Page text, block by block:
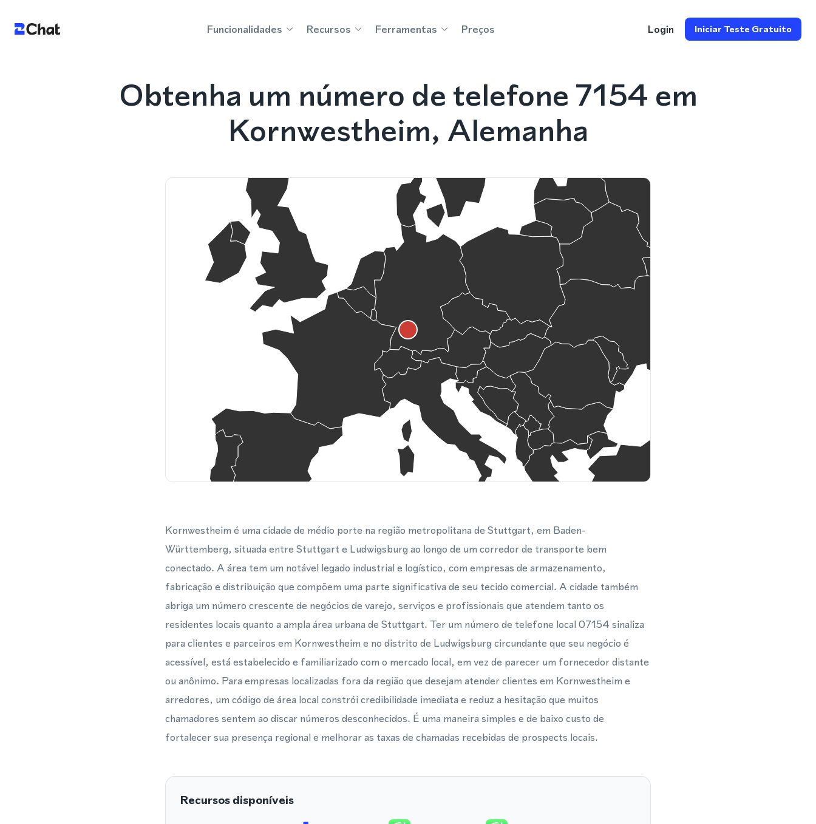
Funcionalidades Recursos Ferramentas Preços Login Iniciar Teste Gratuito
Obtenha um número de telefone 7154 em
Kornwestheim, Alemanha
Kornwestheim é uma cidade de médio porte na região metropolitana de Stuttgart, em Baden-
Württemberg, situada entre Stuttgart e Ludwigsburg ao longo de um corredor de transporte bem
conectado. A área tem um notável legado industrial e logístico, com empresas de armazenamento,
fabricação e distribuição que compõem uma parte significativa de seu tecido comercial. A cidade também
abriga um número crescente de negócios de varejo, serviços e profissionais que atendem tanto os
residentes locais quanto a ampla área urbana de Stuttgart. Ter um número de telefone local 07154 sinaliza
para clientes e parceiros em Kornwestheim e no distrito de Ludwigsburg circundante que seu negócio é
acessível, está estabelecido e familiarizado com o mercado local, em vez de parecer um fornecedor distante
ou anônimo. Para empresas localizadas fora da região que desejam atender clientes em Kornwestheim e
arredores, um código de área local constrói credibilidade imediata e reduz a hesitação que muitos
chamadores sentem ao discar números desconhecidos. É uma maneira simples e de baixo custo de
fortalecer sua presença regional e melhorar as taxas de chamadas recebidas de prospects locais.
Recursos disponíveis